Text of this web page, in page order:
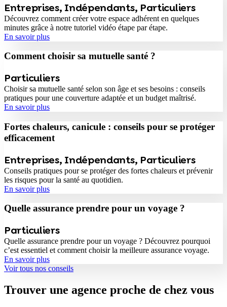
Entreprises, Indépendants, Particuliers
Découvrez comment créer votre espace adhérent en quelques
minutes grâce à notre tutoriel vidéo étape par étape.
En savoir plus
Comment choisir sa mutuelle santé ?
Particuliers
Choisir sa mutuelle santé selon son âge et ses besoins : conseils
pratiques pour une couverture adaptée et un budget maîtrisé.
En savoir plus
Fortes chaleurs, canicule : conseils pour se protéger
efficacement
Entreprises, Indépendants, Particuliers
Conseils pratiques pour se protéger des fortes chaleurs et prévenir
les risques pour la santé au quotidien.
En savoir plus
Quelle assurance prendre pour un voyage ?
Particuliers
Quelle assurance prendre pour un voyage ? Découvrez pourquoi
c’est essentiel et comment choisir la meilleure assurance voyage.
En savoir plus
Voir tous nos conseils
Trouver une agence proche de chez vous